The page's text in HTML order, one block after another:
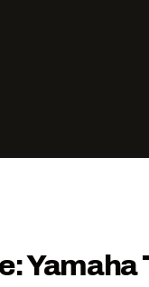
Yamaha